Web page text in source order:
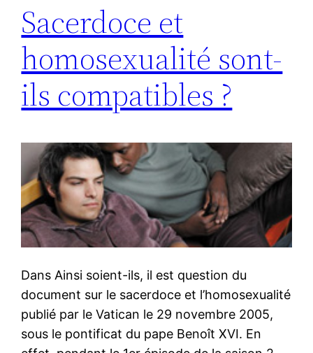
Sacerdoce et
homosexualité sont-
ils compatibles ?
Dans Ainsi soient-ils, il est question du
document sur le sacerdoce et l’homosexualité
publié par le Vatican le 29 novembre 2005,
sous le pontificat du pape Benoît XVI. En